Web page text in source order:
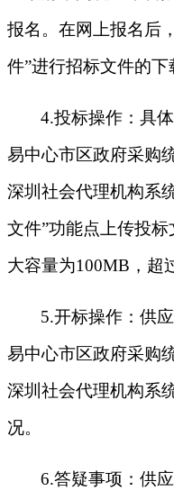
报名。在网上报名后
件”进行招标文件的下
4.投标操作：具
易中心市区政府采购
深圳社会代理机构系
文件”功能点上传投
大容量为100MB，超
5.开标操作：供
易中心市区政府采购
深圳社会代理机构系
况。
6.答疑事项：供